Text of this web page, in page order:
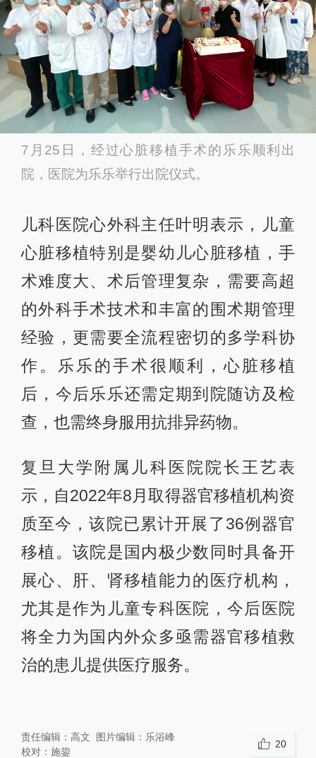
7月25日，经过心脏移植手术的乐乐顺利出
院，医院为乐乐举行出院仪式。
儿科医院心外科主任叶明表示，儿童
心脏移植特别是婴幼儿心脏移植，手
术难度大、术后管理复杂，需要高超
的外科手术技术和丰富的围术期管理
经验，更需要全流程密切的多学科协
作。乐乐的手术很顺利，心脏移植
后，今后乐乐还需定期到院随访及检
查，也需终身服用抗排异药物。
复旦大学附属儿科医院院长王艺表
示，自2022年8月取得器官移植机构资
质至今，该院已累计开展了36例器官
移植。该院是国内极少数同时具备开
展心、肝、肾移植能力的医疗机构，
尤其是作为儿童专科医院，今后医院
将全力为国内外众多亟需器官移植救
治的患儿提供医疗服务。
责任编辑： 高文 图片编辑： 乐浴峰
校对： 施鋆
20